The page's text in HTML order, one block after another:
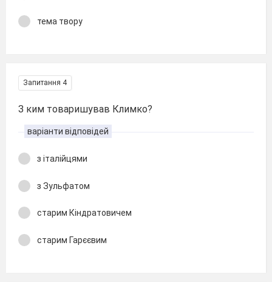
тема твору
Запитання 4
З ким товаришував Климко?
варіанти відповідей
з італійцями
з Зульфатом
старим Кіндратовичем
старим Гарєєвим